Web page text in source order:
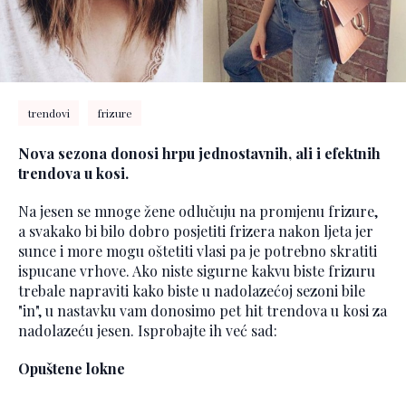
trendovi frizure
Nova sezona donosi hrpu jednostavnih, ali i efektnih
trendova u kosi.
Na jesen se mnoge žene odlučuju na promjenu frizure,
a svakako bi bilo dobro posjetiti frizera nakon ljeta jer
sunce i more mogu oštetiti vlasi pa je potrebno skratiti
ispucane vrhove. Ako niste sigurne kakvu biste frizuru
trebale napraviti kako biste u nadolazećoj sezoni bile
"in", u nastavku vam donosimo pet hit trendova u kosi za
nadolazeću jesen. Isprobajte ih već sad:
Opuštene lokne